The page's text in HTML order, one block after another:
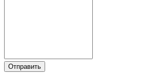
Отправить